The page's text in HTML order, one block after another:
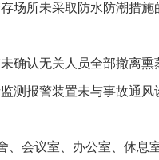
场所未采取防水防潮措施
确认无关人员全部撤离熏
测报警装置未与事故通风
会议室、办公室、休息